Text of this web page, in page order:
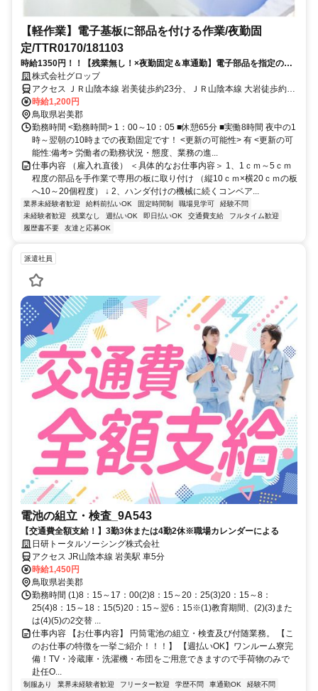
【軽作業】電子基板に部品を付ける作業/夜勤固
定/TTR0170/181103
時給1350円！！【残業無し！×夜勤固定＆車通勤】電子部品を指定の板
にはめるお仕事です！電子部品の製造に興味がある方、手先の器用さを
活かしたい方、是非♪
株式会社グロップ
アクセス ＪＲ山陰本線 岩美徒歩約23分、ＪＲ山陰本線 大岩徒歩約39
分、ＪＲ山陰本線 東浜徒歩約60分 【JR岩美駅】より車で1分
時給1,200円
鳥取県岩美郡
勤務時間 <勤務時間> 1：00～10：05 ■休憩65分 ■実働8時間 夜中の1
時～翌朝の10時までの夜勤固定です！ <更新の可能性> 有 <更新の可
能性:備考> 労働者の勤務状況・態度、業務の進...
仕事内容 （雇入れ直後） ＜具体的なお仕事内容＞ 1、1ｃｍ～5ｃｍ
程度の部品を手作業で専用の板に取り付け （縦10ｃｍ×横20ｃｍの板
へ10～20個程度） ↓ 2、ハンダ付けの機械に続くコンベア...
業界未経験者歓迎 給料前払いOK 固定時間制 職場見学可
経験不問
未経験者歓迎
残業なし 週払いOK 即日払いOK 交通費支給
フルタイム歓迎
履歴書不要
友達と応募OK
派遣社員
電池の組立・検査_9A543
【交通費全額支給！】3勤3休または4勤2休※職場カレンダーによる
日研トータルソーシング株式会社
アクセス JR山陰本線 岩美駅 車5分
時給1,450円
鳥取県岩美郡
勤務時間 (1)8：15～17：00(2)8：15～20：25(3)20：15～8：
25(4)8：15～18：15(5)20：15～翌6：15※(1)教育期間、(2)(3)また
は(4)(5)の2交替 ...
仕事内容 【お仕事内容】 円筒電池の組立・検査及び付随業務。 【こ
のお仕事の特徴を一挙ご紹介！！！】 【週払いOK】ワンルーム寮完
備！TV・冷蔵庫・洗濯機・布団をご用意できますので手荷物のみで
赴任O...
制服あり 業界未経験者歓迎 フリーター歓迎 学歴不問 車通勤OK
経験不問